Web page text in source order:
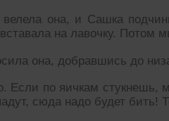
она, и Сашка
на лавочку. Потом
она, добравшись до
Если по яичкам стукнешь,
сюда надо будет бить!